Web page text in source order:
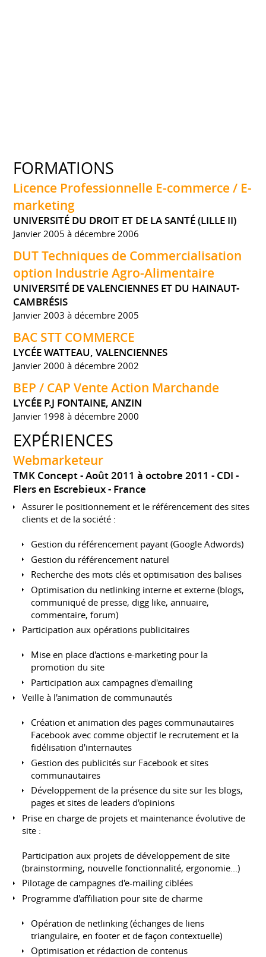
FORMATIONS
Licence Professionnelle E-commerce / E-
marketing
UNIVERSITÉ DU DROIT ET DE LA SANTÉ (LILLE II)
Janvier 2005 à décembre 2006
DUT Techniques de Commercialisation
option Industrie Agro-Alimentaire
UNIVERSITÉ DE VALENCIENNES ET DU HAINAUT-
CAMBRÉSIS
Janvier 2003 à décembre 2005
BAC STT COMMERCE
LYCÉE WATTEAU, VALENCIENNES
Janvier 2000 à décembre 2002
BEP / CAP Vente Action Marchande
LYCÉE P.J FONTAINE, ANZIN
Janvier 1998 à décembre 2000
EXPÉRIENCES
Webmarketeur
TMK Concept Août 2011 à octobre 2011 CDI
Flers en Escrebieux
France
Assurer le positionnement et le référencement des sites
clients et de la société :
Gestion du référencement payant (Google Adwords)
Gestion du référencement naturel
Recherche des mots clés et optimisation des balises
Optimisation du netlinking interne et externe (blogs,
communiqué de presse, digg like, annuaire,
commentaire, forum)
Participation aux opérations publicitaires
Mise en place d'actions e-marketing pour la
promotion du site
Participation aux campagnes d'emailing
Veille à l'animation de communautés
Création et animation des pages communautaires
Facebook avec comme objectif le recrutement et la
fidélisation d'internautes
Gestion des publicités sur Facebook et sites
communautaires
Développement de la présence du site sur les blogs,
pages et sites de leaders d'opinions
Prise en charge de projets et maintenance évolutive de
site :
Participation aux projets de développement de site
(brainstorming, nouvelle fonctionnalité, ergonomie...)
Pilotage de campagnes d'e-mailing ciblées
Programme d'affiliation pour site de charme
Opération de netlinking (échanges de liens
triangulaire, en footer et de façon contextuelle)
Optimisation et rédaction de contenus